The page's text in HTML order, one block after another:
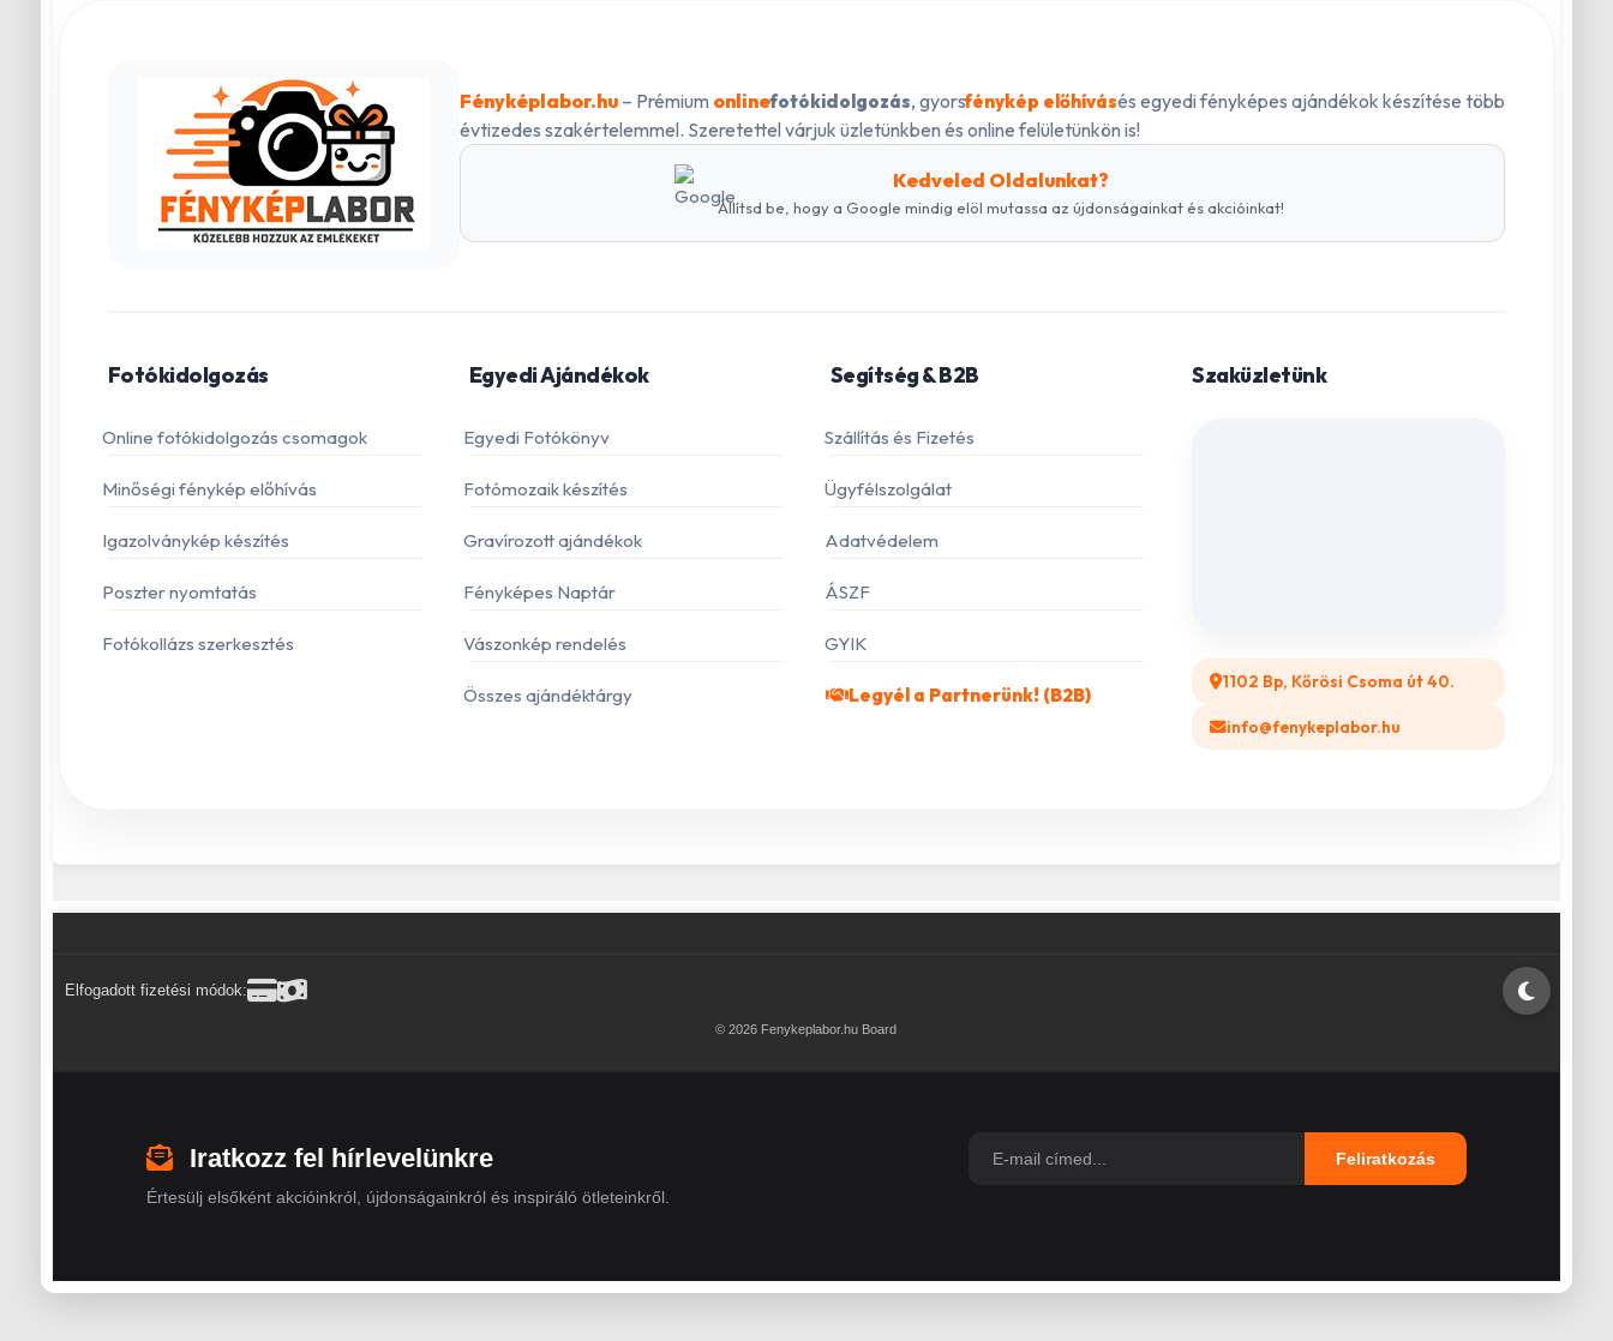
Fényképlabor.hu– Prémium onlinefotókidolgozás, gyorsfénykép előhívásés egyedi fényképes ajándékok készítése több
évtizedes szakértelemmel. Szeretettel várjuk üzletünkben és online felületünkön is!
Kedveled Oldalunkat?
Állítsd be, hogy a Google mindig elöl mutassa az újdonságainkat és akcióinkat!
Fotókidolgozás
Online fotókidolgozás csomagok
Minőségi fénykép előhívás
Igazolványkép készítés
Poszter nyomtatás
Fotókollázs szerkesztés
Egyedi Ajándékok
Egyedi Fotókönyv
Fotómozaik készítés
Gravírozott ajándékok
Fényképes Naptár
Vászonkép rendelés
Összes ajándéktárgy
Segítség & B2B
Szállítás és Fizetés
Ügyfélszolgálat
Adatvédelem
ÁSZF
GYIK
Legyél a Partnerünk! (B2B)
Szaküzletünk
1102 Bp, Kőrösi Csoma út 40.
info@fenykeplabor.hu
Elfogadott fizetési módok:
© 2026 Fenykeplabor.hu Board
Iratkozz fel hírlevelünkre
Értesülj elsőként akcióinkról, újdonságainkról és inspiráló ötleteinkről.
Feliratkozás